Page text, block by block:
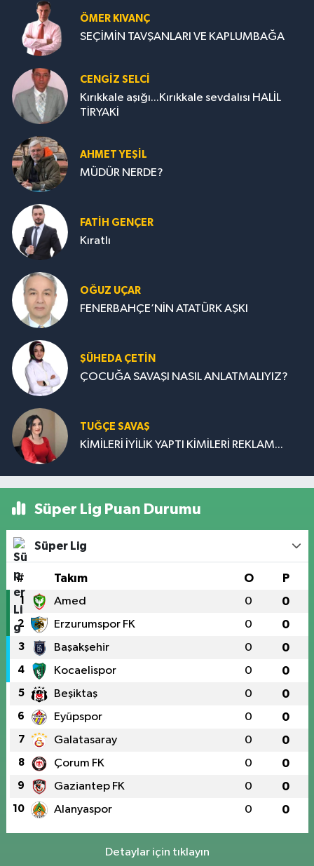
ÖMER KIVANÇ
SEÇİMİN TAVŞANLARI VE KAPLUMBAĞA
CENGİZ SELCİ
Kırıkkale aşığı...Kırıkkale sevdalısı HALİL
TİRYAKİ
AHMET YEŞİL
MÜDÜR NERDE?
FATIH GENÇER
Kıratlı
OĞUZ UÇAR
FENERBAHÇE’NİN ATATÜRK AŞKI
ŞÜHEDA ÇETİN
ÇOCUĞA SAVAŞI NASIL ANLATMALIYIZ?
TUĞÇE SAVAŞ
KİMİLERİ İYİLİK YAPTI KİMİLERİ REKLAM...
Süper Lig Puan Durumu
Süper Lig
# Takım O P
1 Amed 0 0
2 Erzurumspor FK 0 0
3 Başakşehir 0 0
4 Kocaelispor 0 0
5 Beşiktaş 0 0
6 Eyüpspor 0 0
7 Galatasaray 0 0
8 Çorum FK 0 0
9 Gaziantep FK 0 0
10 Alanyaspor 0 0
Detaylar için tıklayın